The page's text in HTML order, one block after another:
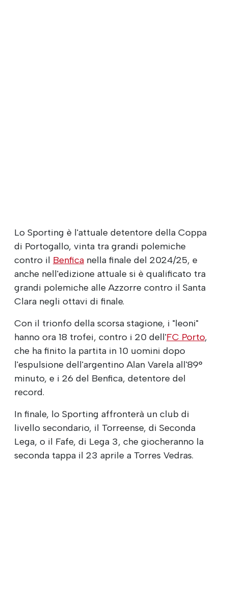
Lo Sporting è l'attuale detentore della Coppa
di Portogallo, vinta tra grandi polemiche
contro il Benfica nella finale del 2024/25, e
anche nell'edizione attuale si è qualificato tra
grandi polemiche alle Azzorre contro il Santa
Clara negli ottavi di finale.
Con il trionfo della scorsa stagione, i "leoni"
hanno ora 18 trofei, contro i 20 dell'FC Porto,
che ha finito la partita in 10 uomini dopo
l'espulsione dell'argentino Alan Varela all'89°
minuto, e i 26 del Benfica, detentore del
record.
In finale, lo Sporting affronterà un club di
livello secondario, il Torreense, di Seconda
Lega, o il Fafe, di Lega 3, che giocheranno la
seconda tappa il 23 aprile a Torres Vedras.